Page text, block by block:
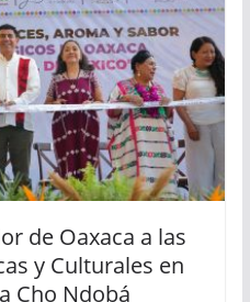
de Oaxaca a las
y Culturales en
Cho Ndobá